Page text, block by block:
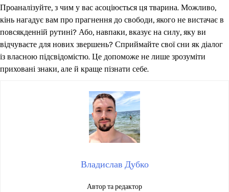
Проаналізуйте, з чим у вас асоціюється ця тварина. Можливо,
кінь нагадує вам про прагнення до свободи, якого не вистачає в
повсякденній рутині? Або, навпаки, вказує на силу, яку ви
відчуваєте для нових звершень? Сприймайте свої сни як діалог
із власною підсвідомістю. Це допоможе не лише зрозуміти
приховані знаки, але й краще пізнати себе.
Владислав Дубко
Автор та редактор